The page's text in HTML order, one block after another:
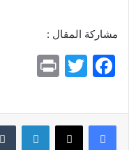
مشاركة المقال :
F
c
e
T
itt
er
t
لينكدإن